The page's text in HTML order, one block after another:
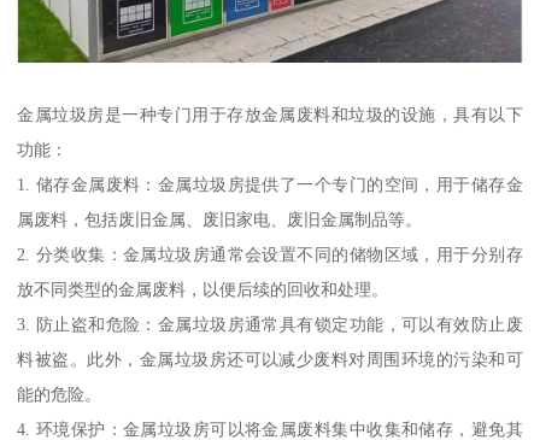
金属垃圾房是一种专门用于存放金属废料和垃圾的设施，具有以下
功能：
1. 储存金属废料：金属垃圾房提供了一个专门的空间，用于储存金
属废料，包括废旧金属、废旧家电、废旧金属制品等。
2. 分类收集：金属垃圾房通常会设置不同的储物区域，用于分别存
放不同类型的金属废料，以便后续的回收和处理。
3. 防止盗和危险：金属垃圾房通常具有锁定功能，可以有效防止废
料被盗。此外，金属垃圾房还可以减少废料对周围环境的污染和可
能的危险。
4. 环境保护：金属垃圾房可以将金属废料集中收集和储存，避免其